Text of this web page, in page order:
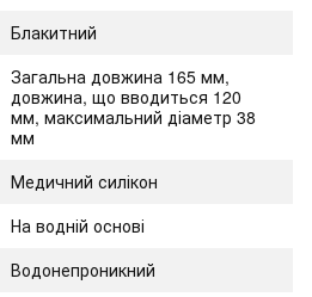
Блакитний
Загальна довжина 165 мм,
довжина, що вводиться 120
мм, максимальний діаметр 38
мм
Медичний силікон
На водній основі
Водонепроникний